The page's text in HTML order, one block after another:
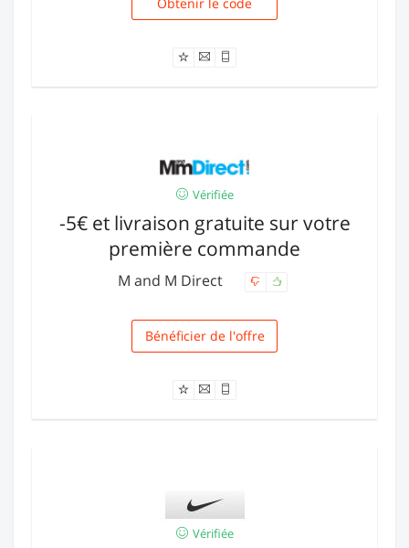
Vérifiée
-5€ et livraison gratuite sur votre
première commande
M and M Direct
Livraison
Bénéficier de l'offre
Vérifiée